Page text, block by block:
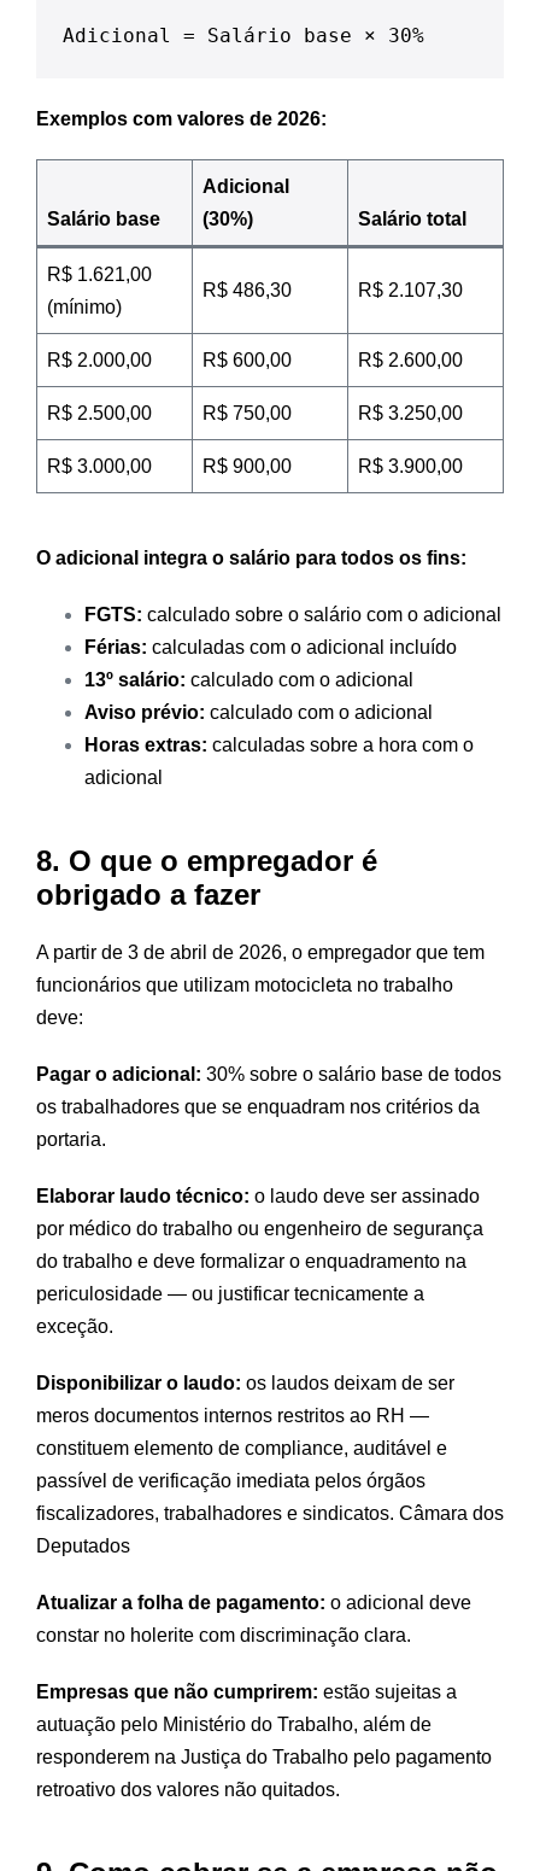
Adicional = Salário base × 30%
Exemplos com valores de 2026:
Salário base
Adicional
(30%)
Salário total
R$ 1.621,00
(mínimo)
R$ 486,30 R$ 2.107,30
R$ 2.000,00 R$ 600,00 R$ 2.600,00
R$ 2.500,00 R$ 750,00 R$ 3.250,00
R$ 3.000,00 R$ 900,00 R$ 3.900,00
O adicional integra o salário para todos os fins:
FGTS: calculado sobre o salário com o adicional
Férias: calculadas com o adicional incluído
13º salário: calculado com o adicional
Aviso prévio: calculado com o adicional
Horas extras: calculadas sobre a hora com o
adicional
8. O que o empregador é
obrigado a fazer
A partir de 3 de abril de 2026, o empregador que tem
funcionários que utilizam motocicleta no trabalho
deve:
Pagar o adicional: 30% sobre o salário base de todos
os trabalhadores que se enquadram nos critérios da
portaria.
Elaborar laudo técnico: o laudo deve ser assinado
por médico do trabalho ou engenheiro de segurança
do trabalho e deve formalizar o enquadramento na
periculosidade — ou justificar tecnicamente a
exceção.
Disponibilizar o laudo: os laudos deixam de ser
meros documentos internos restritos ao RH —
constituem elemento de compliance, auditável e
passível de verificação imediata pelos órgãos
fiscalizadores, trabalhadores e sindicatos. Câmara dos
Deputados
Atualizar a folha de pagamento: o adicional deve
constar no holerite com discriminação clara.
Empresas que não cumprirem: estão sujeitas a
autuação pelo Ministério do Trabalho, além de
responderem na Justiça do Trabalho pelo pagamento
retroativo dos valores não quitados.